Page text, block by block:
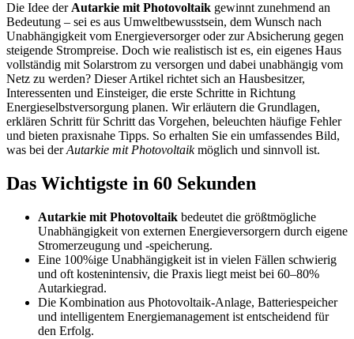
Die Idee der Autarkie mit Photovoltaik gewinnt zunehmend an
Bedeutung – sei es aus Umweltbewusstsein, dem Wunsch nach
Unabhängigkeit vom Energieversorger oder zur Absicherung gegen
steigende Strompreise. Doch wie realistisch ist es, ein eigenes Haus
vollständig mit Solarstrom zu versorgen und dabei unabhängig vom
Netz zu werden? Dieser Artikel richtet sich an Hausbesitzer,
Interessenten und Einsteiger, die erste Schritte in Richtung
Energieselbstversorgung planen. Wir erläutern die Grundlagen,
erklären Schritt für Schritt das Vorgehen, beleuchten häufige Fehler
und bieten praxisnahe Tipps. So erhalten Sie ein umfassendes Bild,
was bei derAutarkie mit Photovoltaikmöglich und sinnvoll ist.
Das Wichtigste in 60 Sekunden
Autarkie mit Photovoltaik bedeutet die größtmögliche
Unabhängigkeit von externen Energieversorgern durch eigene
Stromerzeugung und -speicherung.
Eine 100%ige Unabhängigkeit ist in vielen Fällen schwierig
und oft kostenintensiv, die Praxis liegt meist bei 60–80%
Autarkiegrad.
Die Kombination aus Photovoltaik-Anlage, Batteriespeicher
und intelligentem Energiemanagement ist entscheidend für
den Erfolg.